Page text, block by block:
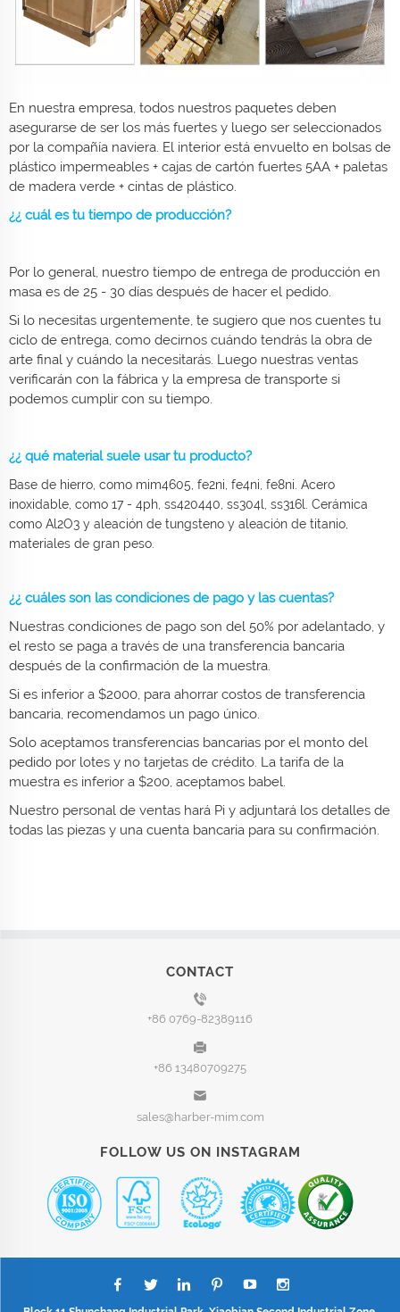
En nuestra empresa, todos nuestros paquetes deben
asegurarse de ser los más fuertes y luego ser seleccionados
por la compañía naviera. El interior está envuelto en bolsas de
plástico impermeables + cajas de cartón fuertes 5AA + paletas
de madera verde + cintas de plástico.
¿¿ cuál es tu tiempo de producción?
Por lo general, nuestro tiempo de entrega de producción en
masa es de 25 - 30 días después de hacer el pedido.
Si lo necesitas urgentemente, te sugiero que nos cuentes tu
ciclo de entrega, como decirnos cuándo tendrás la obra de
arte final y cuándo la necesitarás. Luego nuestras ventas
verificarán con la fábrica y la empresa de transporte si
podemos cumplir con su tiempo.
¿¿ qué material suele usar tu producto?
Base de hierro, como mim4605, fe2ni, fe4ni, fe8ni. Acero
inoxidable, como 17 - 4ph, ss420440, ss304l, ss316l. Cerámica
como Al2O3 y aleación de tungsteno y aleación de titanio,
materiales de gran peso.
¿¿ cuáles son las condiciones de pago y las cuentas?
Nuestras condiciones de pago son del 50% por adelantado, y
el resto se paga a través de una transferencia bancaria
después de la confirmación de la muestra.
Si es inferior a $2000, para ahorrar costos de transferencia
bancaria, recomendamos un pago único.
Solo aceptamos transferencias bancarias por el monto del
pedido por lotes y no tarjetas de crédito. La tarifa de la
muestra es inferior a $200, aceptamos babel.
Nuestro personal de ventas hará Pi y adjuntará los detalles de
todas las piezas y una cuenta bancaria para su confirmación.
CONTACT
+86 0769-82389116
+86 13480709275
sales@harber-mim.com
FOLLOW US ON INSTAGRAM